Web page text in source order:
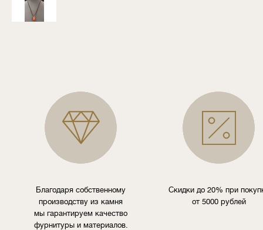
Благодаря собственному
производству из камня
мы гарантируем качество
фурнитуры и материалов.
Скидки до 20% при
от 5000 рублей